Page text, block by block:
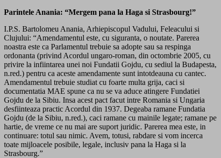
Parintele Anania: “Mergem pana la Haga si Strasbourg!”
I.P.S. Bartolomeu Anania, Arhiepiscopul Vadului, Feleacului si
Clujului: “Amendamentul este, cu siguranta, o noutate. Parerea
noastra este ca Parlamentul trebuie sa adopte sau sa respinga
ordonanta (privind Acordul ungaro-roman, din octombrie 2005, cu
privire la infiintarea unei noi Fundatii Gojdu, cu sediul la Budapesta,
n.red.) pentru ca aceste amendamente sunt intotdeauna cu cantec.
Amendamentul trebuie studiat cu foarte multa grija, caci si
documentatia MAE spune ca nu se va aduce atingere Fundatiei
Gojdu de la Sibiu. Insa acest pact facut intre Romania si Ungaria
desfiinteaza practic Acordul din 1937. Degeaba ramane Fundatia
Gojdu (de la Sibiu, n.red.), caci ramane cu mainile legate; ramane pe
hartie, de vreme ce nu mai are suport juridic. Parerea mea este, in
continuare: totul sau nimic. Avem, totusi, rabdare si vom incerca
toate mijloacele posibile, legale, inclusiv pana la Haga si la
Strasbourg.”